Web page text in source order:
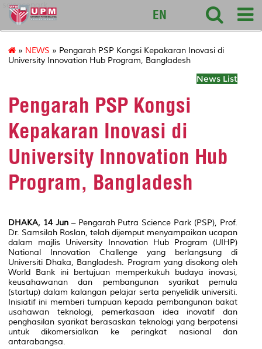
sciencepark
EN
» NEWS » Pengarah PSP Kongsi Kepakaran Inovasi di
University Innovation Hub Program, Bangladesh
News List
Pengarah PSP Kongsi
Kepakaran Inovasi di
University Innovation Hub
Program, Bangladesh
DHAKA, 14 Jun– Pengarah Putra Science Park (PSP), Prof.
Dr. Samsilah Roslan, telah dijemput menyampaikan ucapan
dalam majlis University Innovation Hub Program (UIHP)
National Innovation Challenge yang berlangsung di
Universiti Dhaka, Bangladesh. Program yang disokong oleh
World Bank ini bertujuan memperkukuh budaya inovasi,
keusahawanan dan pembangunan syarikat pemula
(startup) dalam kalangan pelajar serta penyelidik universiti.
Inisiatif ini memberi tumpuan kepada pembangunan bakat
usahawan teknologi, pemerkasaan idea inovatif dan
penghasilan syarikat berasaskan teknologi yang berpotensi
untuk dikomersialkan ke peringkat nasional dan
antarabangsa.